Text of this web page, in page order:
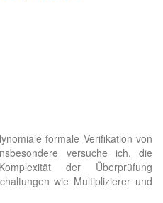
formale Verifikation von
versuche ich, die
der Überprüfung
wie Multiplizierer und